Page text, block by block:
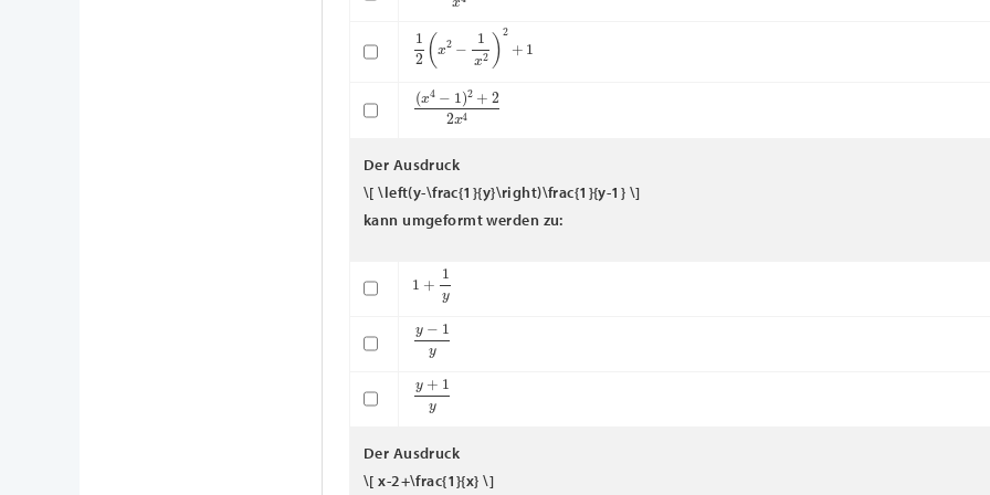
12(x 2 x2 )2+
(x4−1 )2+ 22x
Der Ausdruck
\[ \left(y-\frac{1}{y}\right)\frac{1}{y-1} \]
kann umgeformt werden zu:
y
y−1 y
y+1 y
Der Ausdruck
\[ x-2+\frac{1}{x} \]